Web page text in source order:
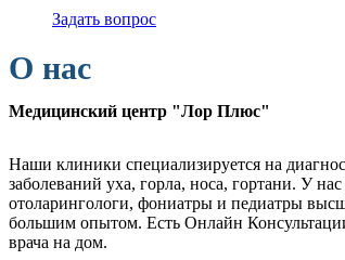
Задать вопрос
О нас
Медицинский центр "Лор Плюс"
Наши клиники специализируется на
заболеваний уха, горла, носа, гортани. У
отоларингологи, фониатры и педиатры
большим опытом. Есть Онлайн
врача на дом.